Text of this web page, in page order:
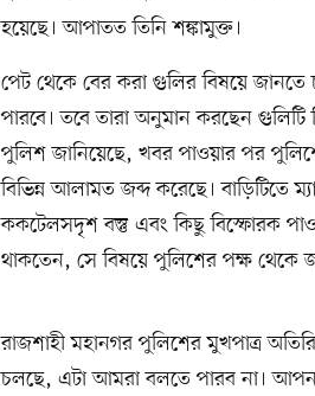
হয়েছে। আপাতত তিনি শঙ্কামুক্ত।
পেট থেকে বের করা গুলির বিষয়ে
পারবে। তবে তারা অনুমান করছেন গুলিটি
পুলিশ জানিয়েছে, খবর পাওয়ার পর
বিভিন্ন আলামত জব্দ করেছে।
ককটেলসদৃশ বস্তু এবং কিছু বিস্ফোরক
থাকতেন, সে বিষয়ে পুলিশের পক্ষ থেকে
রাজশাহী মহানগর পুলিশের মুখপাত্র
চলছে, এটা আমরা বলতে পারব না।